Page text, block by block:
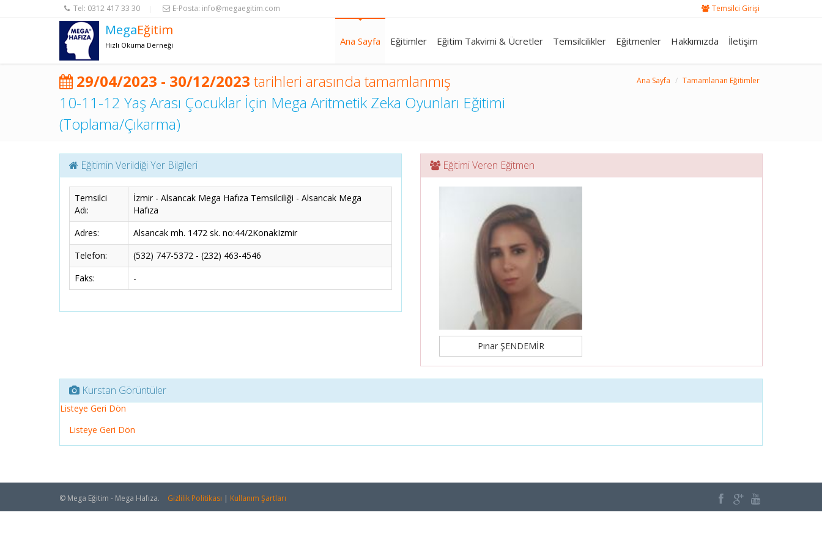
Tel: 0312 417 33 30 E-Posta: info@megaegitim.com Temsilci Girişi
MegaEğitim
Hızlı Okuma Derneği Ana Sayfa Eğitimler Eğitim Takvimi & Ücretler Temsilcilikler Eğitmenler Hakkımızda İletişim
29/04/2023 - 30/12/2023 tarihleri arasında tamamlanmış
10-11-12 Yaş Arası Çocuklar İçin Mega Aritmetik Zeka Oyunları Eğitimi
(Toplama/Çıkarma)
Ana Sayfa Tamamlanan Eğitimler
Eğitimin Verildiği Yer Bilgileri
Temsilci
Adı:
İzmir - Alsancak Mega Hafıza Temsilciliği - Alsancak Mega
Hafıza
Adres:
Alsancak mh. 1472 sk. no:44/2KonakIzmir
Telefon:
(532) 747-5372 - (232) 463-4546
Faks:
-
Eğitimi Veren Eğitmen
Pınar ŞENDEMİR
Kurstan Görüntüler
Listeye Geri Dön
Listeye Geri Dön
© Mega Eğitim - Mega Hafıza. Gizlilik Politikası | Kullanım Şartları